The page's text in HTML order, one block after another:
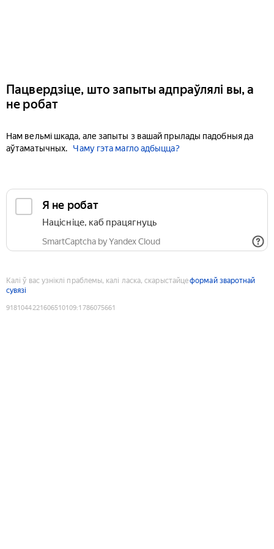
Пацвердзіце, што запыты адпраўлялі вы, а
не робат
Нам вельмі шкада, але запыты з вашай прылады падобныя да
аўтаматычных.
Чаму гэта магло адбыцца?
Я не робат
Націсніце, каб працягнуць
SmartCaptcha by Yandex Cloud
Калі ў вас узніклі праблемы, калі ласка, скарыстайцеформай зваротнай
сувязі
9181044221606510109:1786075661